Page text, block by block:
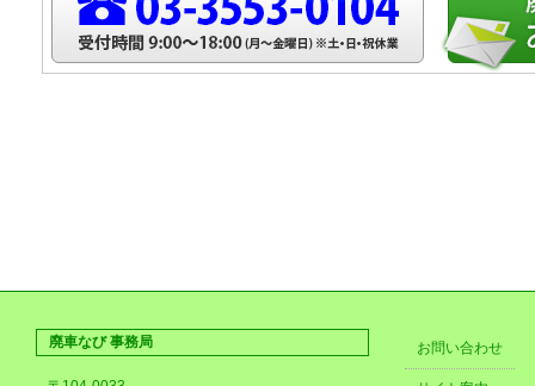
廃車なび 事務局 お問い合わせ